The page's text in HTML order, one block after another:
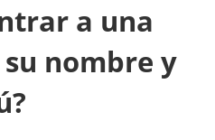
a una
nombre y